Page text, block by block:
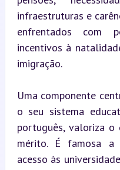
infraestruturas e
enfrentados com
incentivos à
imigração.
Uma componente
o seu sistema
português, valoriza o
mérito. É famosa a
acesso às